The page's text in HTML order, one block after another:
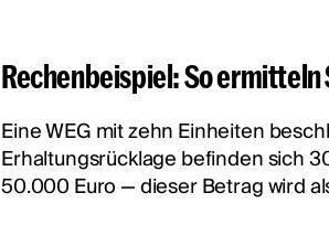
Rechenbeispiel: So ermitteln
Eine WEG mit zehn Einheiten
Erhaltungsrücklage befinden sich
50.000 Euro — dieser Betrag wird